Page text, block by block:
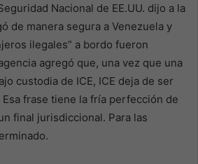
Nacional de EE.UU. dijo a la
de manera segura a Venezuela y
ilegales” a bordo fueron
agregó que, una vez que una
custodia de ICE, ICE deja de ser
frase tiene la fría perfección de
final jurisdiccional. Para las